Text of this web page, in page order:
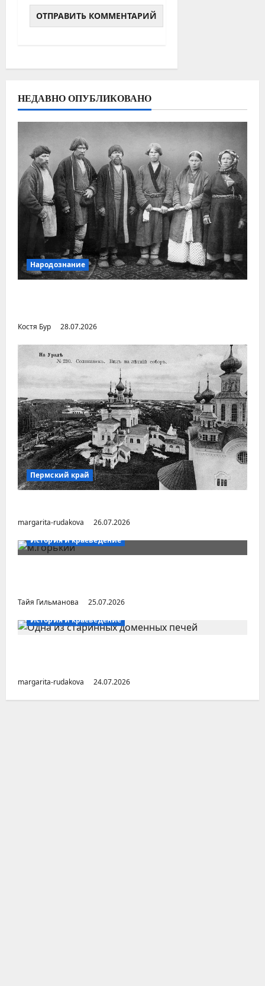
НЕДАВНО ОПУБЛИКОВАНО
Народознание
Костя Бур 28.07.2026
Пермский край
margarita-rudakova
26.07.2026
История и краеведение
Тайя Гильманова
25.07.2026
История и краеведение
margarita-rudakova 24.07.2026